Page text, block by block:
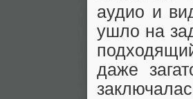
аудио и
ушло на
даже